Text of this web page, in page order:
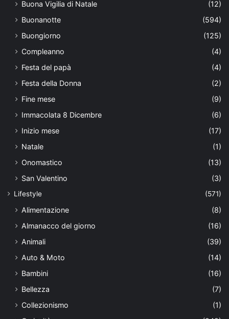
Buona Vigilia di Natale
(12)
Buonanotte
(594)
Buongiorno
(125)
Compleanno
(4)
Festa del papà
(4)
Festa della Donna
(2)
Fine mese
(9)
Immacolata 8 Dicembre
(6)
Inizio mese
(17)
Natale
(1)
Onomastico
(13)
San Valentino
(3)
Lifestyle (571)
Alimentazione
(8)
Almanacco del giorno
(16)
Animali
(39)
Auto & Moto
(14)
Bambini
(16)
Bellezza
(7)
Collezionismo
(1)